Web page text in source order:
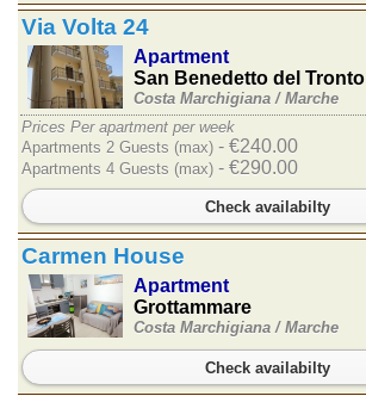
Via Volta 24
Apartment
San Benedetto del Tronto
Costa Marchigiana / Marche
Prices Per apartment per week
Apartments 2 Guests (max) - €240.00
Apartments 4 Guests (max) - €290.00
Check availabilty
Carmen House
Apartment
Grottammare
Costa Marchigiana / Marche
Check availabilty